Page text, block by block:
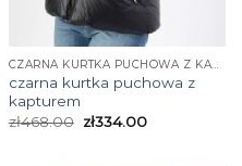
czarna kurtka puchowa z
kapturem
zł468.00 zł334.00